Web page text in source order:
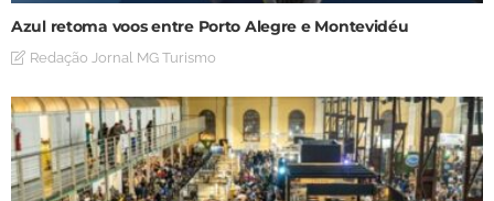
Azul retoma voos entre Porto Alegre e Montevidéu
Redação Jornal MG Turismo